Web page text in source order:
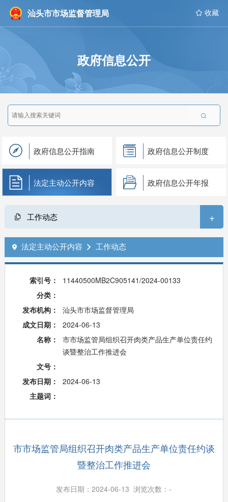
汕头市市场监督管理局  收藏
政府信息公开

政府信息公开指南 政府信息公开制度
法定主动公开内容 政府信息公开年报
工作动态 +
 法定主动公开内容  工作动态
索引号：
11440500MB2C905141/2024-00133
分类：
发布机构：
汕头市市场监督管理局
成文日期：
2024-06-13
名称：
市市场监管局组织召开肉类产品生产单位责任约
谈暨整治工作推进会
文号：
发布日期：
2024-06-13
主题词：
市市场监管局组织召开肉类产品生产单位责任约谈
暨整治工作推进会
发布日期：2024-06-13 浏览次数：-